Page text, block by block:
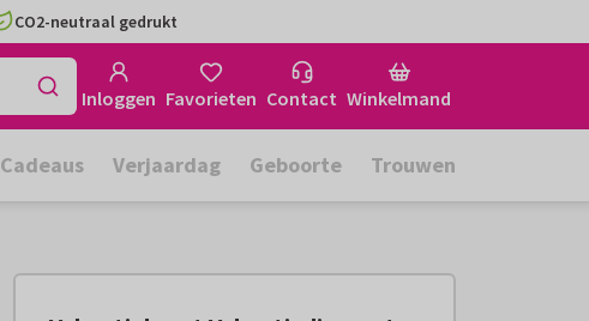
CO2-neutraal gedrukt
Inloggen Favorieten Contact Winkelmand
Cadeaus Verjaardag Geboorte Trouwen